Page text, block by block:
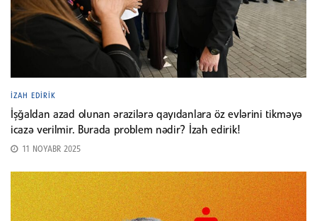
İZAH EDIRIK
İşğaldan azad olunan ərazilərə qayıdanlara öz evlərini tikməyə
icazə verilmir. Burada problem nədir? İzah edirik!
11 NOYABR 2025